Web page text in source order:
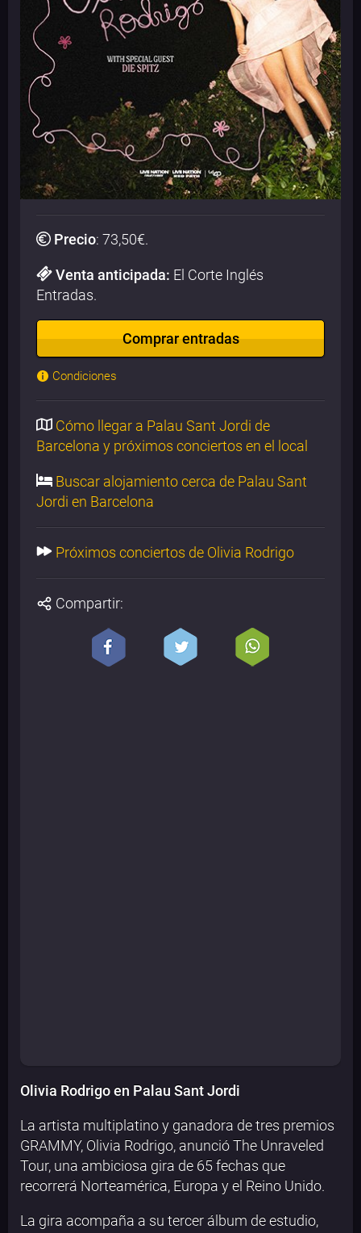
Precio: 73,50€.
Venta anticipada: El Corte Inglés
Entradas.
Comprar entradas
Condiciones
Cómo llegar a Palau Sant Jordi de
Barcelona y próximos conciertos en el local
Buscar alojamiento cerca de Palau Sant
Jordi en Barcelona
Próximos conciertos de Olivia Rodrigo
Compartir:
Olivia Rodrigo en Palau Sant Jordi
La artista multiplatino y ganadora de tres premios
GRAMMY, Olivia Rodrigo, anunció The Unraveled
Tour, una ambiciosa gira de 65 fechas que
recorrerá Norteamérica, Europa y el Reino Unido.
La gira acompaña a su tercer álbum de estudio,